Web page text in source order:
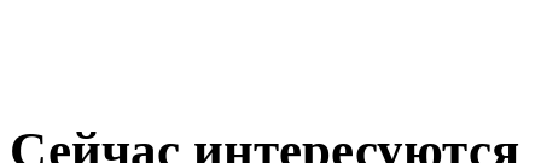
Сейчас интересуются